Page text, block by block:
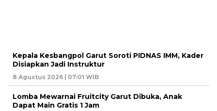
Kepala Kesbangpol Garut Soroti PIDNAS IMM, Kader
Disiapkan Jadi Instruktur
8 Agustus 2026 | 07:01 WIB
Lomba Mewarnai Fruitcity Garut Dibuka, Anak
Dapat Main Gratis 1 Jam